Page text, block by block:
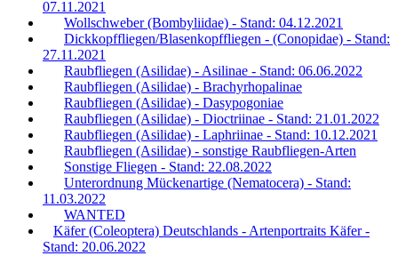
07.11.2021
Wollschweber (Bombyliidae) - Stand: 04.12.2021
Dickkopffliegen/Blasenkopffliegen - (Conopidae) - Stand:
27.11.2021
Raubfliegen (Asilidae) - Asilinae - Stand: 06.06.2022
Raubfliegen (Asilidae) - Brachyrhopalinae
Raubfliegen (Asilidae) - Dasypogoniae
Raubfliegen (Asilidae) - Dioctriinae - Stand: 21.01.2022
Raubfliegen (Asilidae) - Laphriinae - Stand: 10.12.2021
Raubfliegen (Asilidae) - sonstige Raubfliegen-Arten
Sonstige Fliegen - Stand: 22.08.2022
Unterordnung Mückenartige (Nematocera) - Stand:
11.03.2022
WANTED
Käfer (Coleoptera) Deutschlands - Artenportraits Käfer -
Stand: 20.06.2022